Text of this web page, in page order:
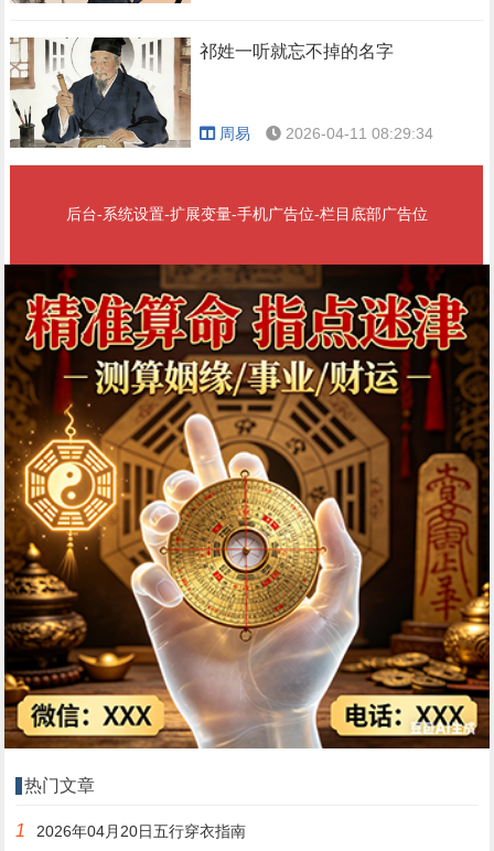
祁姓一听就忘不掉的名字
周易 2026-04-11 08:29:34
后台-系统设置-扩展变量-手机广告位-栏目底部广告位
热门文章
1 2026年04月20日五行穿衣指南